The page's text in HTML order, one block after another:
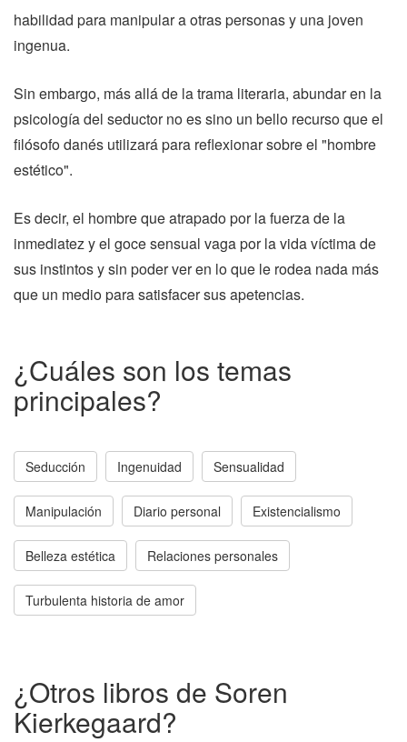
habilidad para manipular a otras personas y una joven
ingenua.
Sin embargo, más allá de la trama literaria, abundar en la
psicología del seductor no es sino un bello recurso que el
filósofo danés utilizará para reflexionar sobre el "hombre
estético".
Es decir, el hombre que atrapado por la fuerza de la
inmediatez y el goce sensual vaga por la vida víctima de
sus instintos y sin poder ver en lo que le rodea nada más
que un medio para satisfacer sus apetencias.
¿Cuáles son los temas
principales?
Seducción Ingenuidad Sensualidad
Manipulación Diario personal Existencialismo
Belleza estética Relaciones personales
Turbulenta historia de amor
¿Otros libros de Soren
Kierkegaard?